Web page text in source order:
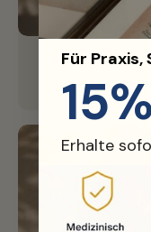
Hochwertiger
Für Praxis,
Erhalte